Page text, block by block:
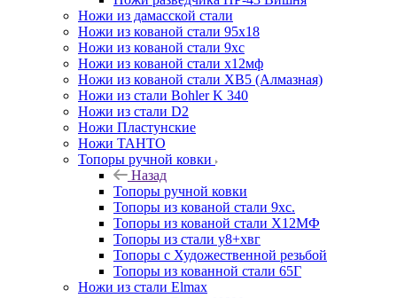
Ножи из дамасской стали
Ножи из кованой стали 95х18
Ножи из кованой стали 9хс
Ножи из кованой стали х12мф
Ножи из кованой стали ХВ5 (Алмазная)
Ножи из стали Bohler K 340
Ножи из стали D2
Ножи Пластунские
Ножи ТАНТО
Топоры ручной ковки
Назад
Топоры ручной ковки
Топоры из кованой стали 9хс.
Топоры из кованой стали Х12МФ
Топоры из стали у8+хвг
Топоры с Художественной резьбой
Топоры из кованной стали 65Г
Ножи из стали Elmax